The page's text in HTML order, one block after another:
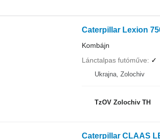
Caterpillar Lexion
Kombájn
Lánctalpas futóműve
✓
Ukrajna, Zolochiv
TzOV Zolochiv TH
Caterpillar CLAAS